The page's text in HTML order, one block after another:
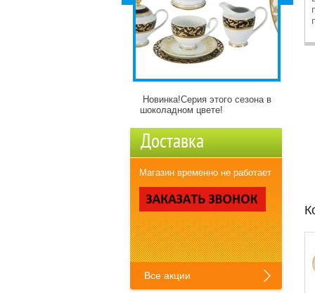
Новинка!Серия этого сезона в
шоколадном цвете!
Все акции
Доставка
Магазин временно не работает